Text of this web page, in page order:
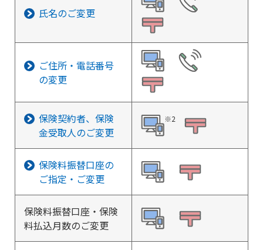
氏名のご変更
ご住所・電話番号
の変更
保険契約者、保険
金受取人のご変更
※2
保険料振替口座の
ご指定・ご変更
保険料振替口座・保険
料払込月数のご変更